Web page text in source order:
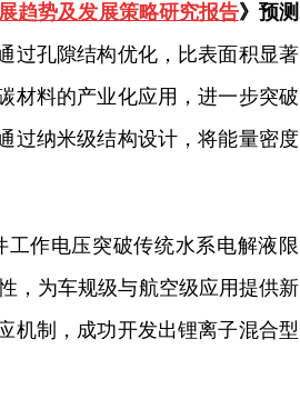
趋势及发展策略研究报告》预测
过孔隙结构优化，比表面积显著
材料的产业化应用，进一步突破
过纳米级结构设计，将能量密度
作电压突破传统水系电解液限
，为车规级与航空级应用提供新
机制，成功开发出锂离子混合型